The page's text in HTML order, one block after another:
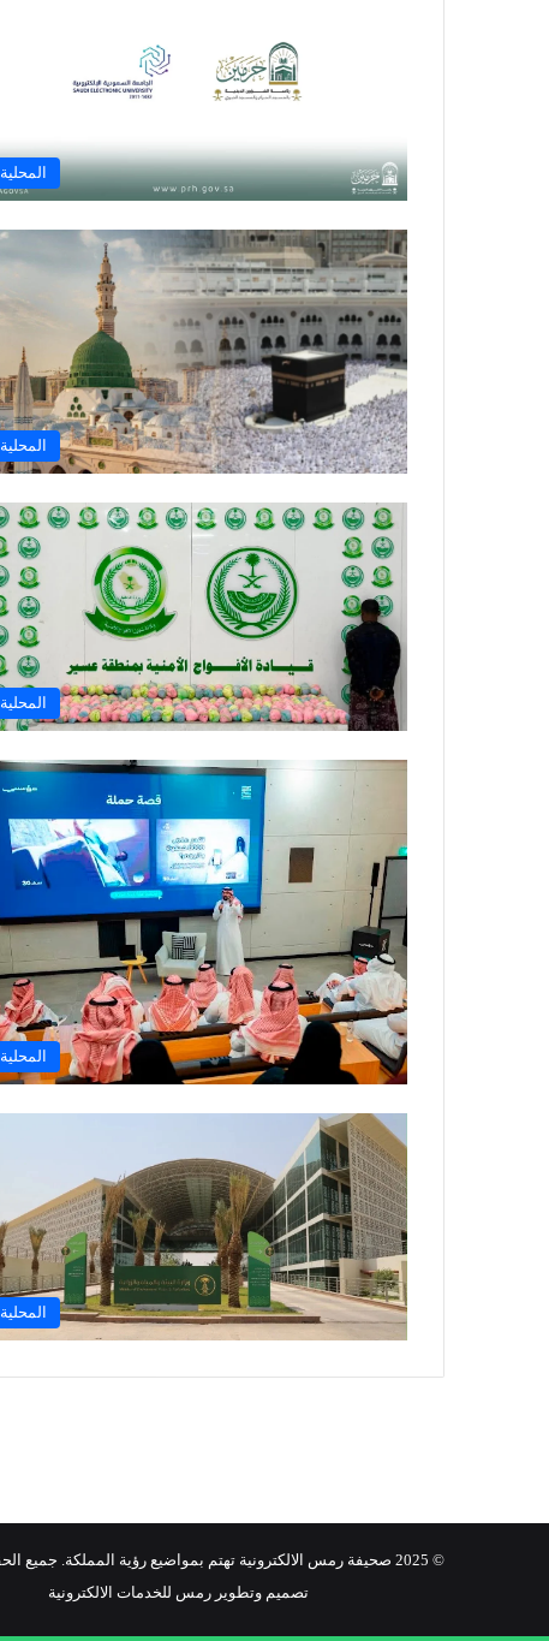
المحلية
المحلية
المحلية
المحلية
المحلية
© 2025 صحيفة رمس الالكترونية تهتم بمواضيع رؤية المملكة. جميع الحقوق محفوظة.
تصميم وتطوير رمس للخدمات الالكترونية